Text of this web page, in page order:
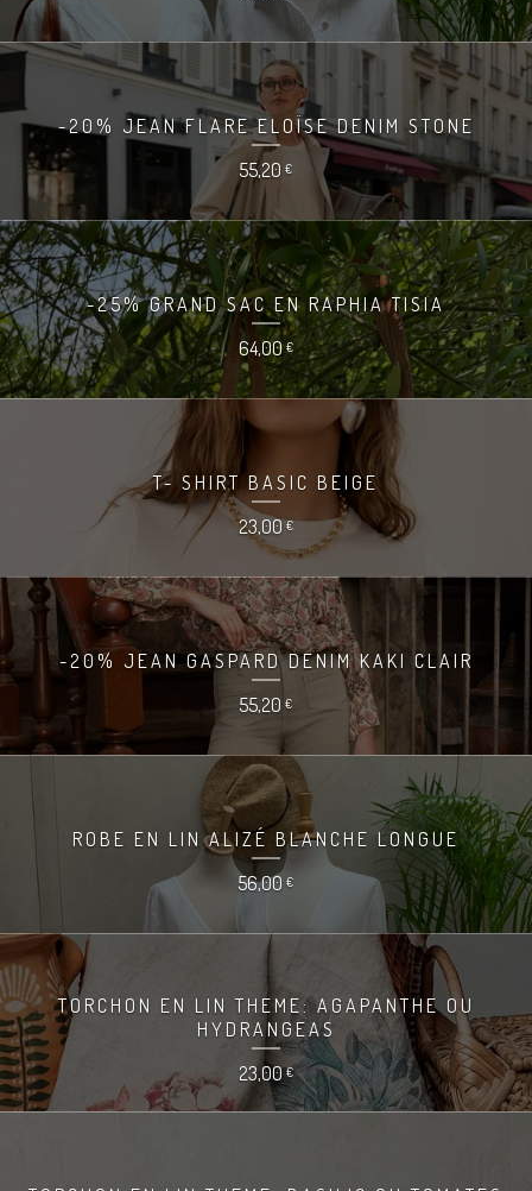
-20% JEAN FLARE ELOÏSE DENIM STONE
55,20 €
-25% GRAND SAC EN RAPHIA TISIA
64,00 €
T- SHIRT BASIC BEIGE
23,00€
-20% JEAN GASPARD DENIM KAKI CLAIR
55,20 €
ROBE EN LIN ALIZÉ BLANCHE LONGUE
56,00 €
TORCHON EN LIN THEME: AGAPANTHE OU
HYDRANGEAS
23,00€